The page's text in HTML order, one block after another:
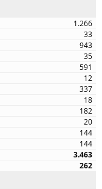
1.266
33
943
35
591
12
337
18
182
20
144
144
3.463
262